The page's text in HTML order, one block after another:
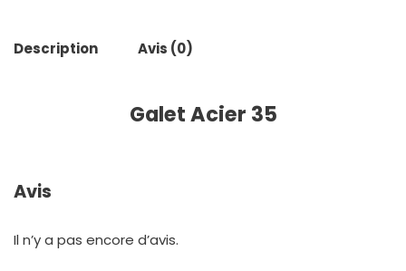
Description Avis (0)
Galet Acier 35
Avis
Il n’y a pas encore d’avis.